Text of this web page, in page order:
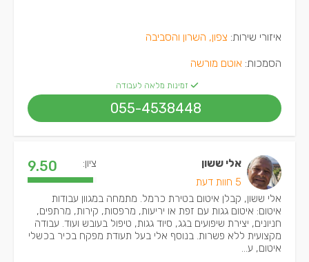
איזורי שירות: צפון, השרון והסביבה
הסמכות: אוטם מורשה
זמינות מלאה לעבודה
055-4538448
אלי ששון
5 חוות דעת
ציון: 9.50
אלי ששון, קבלן איטום בטירת כרמל. מתמחה במגוון עבודות
איטום: איטום גגות עם זפת או יריעות, מרפסות, קירות, מרתפים,
חניונים, יצירת שיפועים בגג, סיוד גגות, טיפול בעובש ועוד. עבודה
מקצועית ללא פשרות. בנוסף אלי בעל תעודת מפקח בכיר בכשלי
איטום, ע...